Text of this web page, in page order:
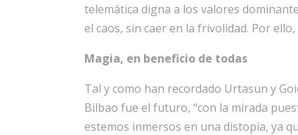
telemática digna a los valores
el caos, sin caer en la frivolidad. Por
Magia, en beneficio de todas
Tal y como han recordado Urtasun y
Bilbao fue el futuro, “con la mirada
estemos inmersos en una distopía, ya